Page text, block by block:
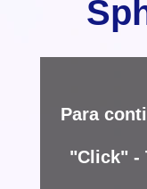
Para
"Click" -